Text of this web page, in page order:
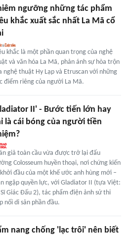
ngưỡng những tác phẩm
khắc xuất sắc nhất La Mã cổ
khắc là một phần quan trọng của nghệ
và văn hóa La Mã, phản ánh sự hòa trộn
nghệ thuật Hy Lạp và Etruscan với những
điểm riêng của người La Mã.
II' - Bước tiến lớn hay
là cái bóng của người tiền
giả toàn cầu vừa được trở lại đấu
Colosseum huyền thoại, nơi chứng kiến
đầu của một khế ước anh hùng mới –
ngập quyền lực, với Gladiator II (tựa Việt:
Sĩ Giác Đấu 2), tác phẩm điện ảnh sử thi
nối di sản phần đầu.
nang chống 'lạc trôi' nên biết